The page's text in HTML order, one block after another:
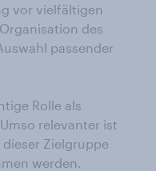
vor vielfältigen
des
passender
Rolle als
relevanter ist
Zielgruppe
werden.